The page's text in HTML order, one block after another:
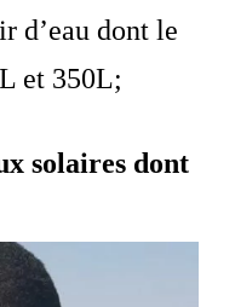
d’eau dont le
et 350L;
solaires dont